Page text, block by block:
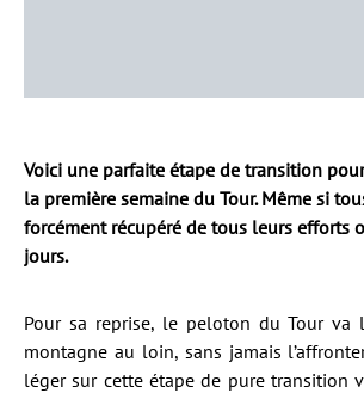
Voici une parfaite étape de transition
la première semaine du Tour. Même si
forcément récupéré de tous leurs efforts
jours.
Pour sa reprise, le peloton du Tour va
montagne au loin, sans jamais
léger sur cette étape de pure transition